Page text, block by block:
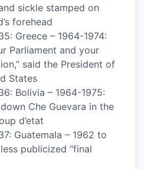
sickle stamped on
forehead
Greece – 1964-1974:
Parliament and your
said the President of
States
Bolivia – 1964-1975:
Che Guevara in the
d’etat
Guatemala – 1962 to
publicized “final